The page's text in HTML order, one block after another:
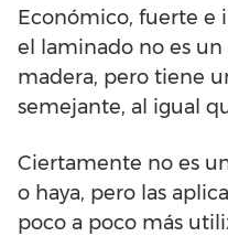
Económico, fuerte e
el laminado no es
madera, pero tiene
semejante, al igual
Ciertamente no es
o haya, pero las
poco a poco más